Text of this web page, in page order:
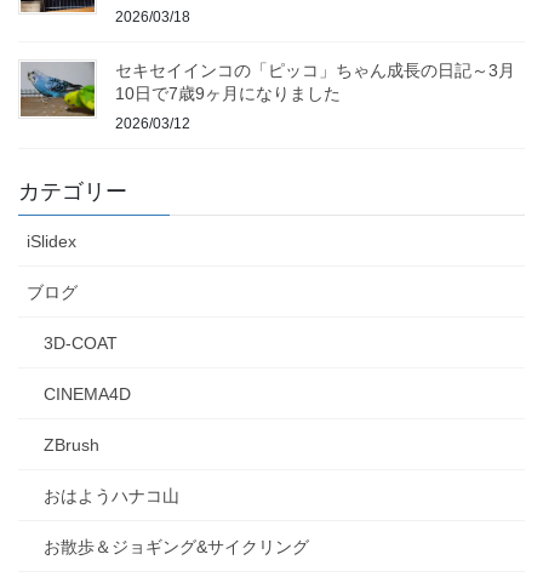
2026/03/18
セキセイインコの「ピッコ」ちゃん成長の日記～3月
10日で7歳9ヶ月になりました
2026/03/12
カテゴリー
iSlidex
ブログ
3D-COAT
CINEMA4D
ZBrush
おはようハナコ山
お散歩＆ジョギング&サイクリング